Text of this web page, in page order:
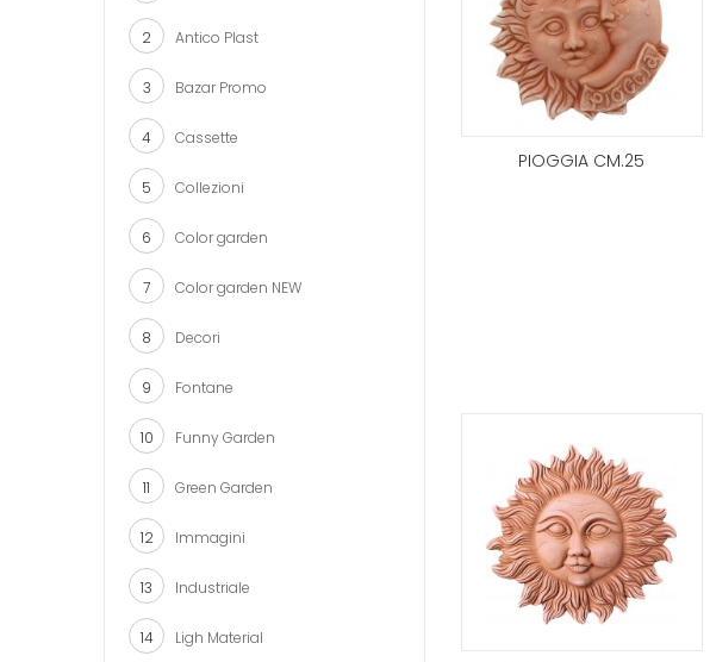
2 Antico Plast
3 Bazar Promo
4 Cassette
5 Collezioni
6 Color garden
7 Color garden NEW
8 Decori
9 Fontane
10 Funny Garden
11 Green Garden
12 Immagini
13 Industriale
14 Ligh Material
PIOGGIA CM.25